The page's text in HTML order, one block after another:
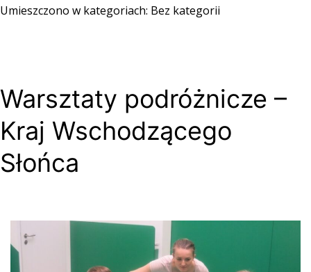
Umieszczono w kategoriach: Bez kategorii
Warsztaty podróżnicze –
Kraj Wschodzącego
Słońca